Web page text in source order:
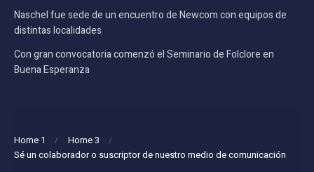
Naschel fue sede de un encuentro de Newcom con equipos de
distintas localidades
Con gran convocatoria comenzó el Seminario de Folclore en
Buena Esperanza
Home 1
Home 3
Sé un colaborador o suscriptor de nuestro medio de comunicación